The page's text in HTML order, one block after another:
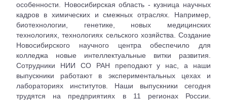
особенности. Новосибирская область - кузница научных
кадров в химических и смежных отраслях. Например,
биотехнологии, генетике, новых медицинских
технологиях, технологиях сельского хозяйства. Создание
Новосибирского научного центра обеспечило для
колледжа новые интеллектуальные витки развития.
Сотрудники НИИ СО РАН преподают у нас, а наши
выпускники работают в экспериментальных цехах и
лабораториях институтов. Наши выпускники сегодня
трудятся на предприятиях в 11 регионах России.